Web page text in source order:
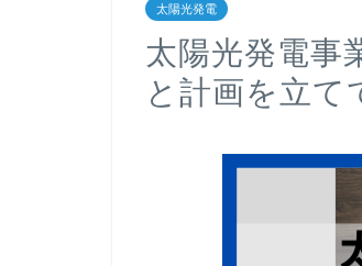
太陽光発電
太陽光発電事
と計画を立て